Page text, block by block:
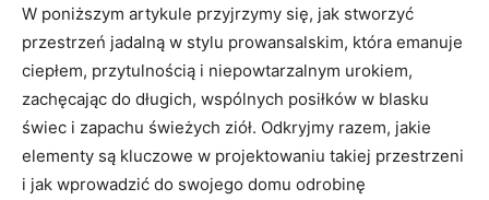
W⁣ poniższym artykule przyjrzymy się, ​jak stworzyć
przestrzeń jadalną ‌w stylu prowansalskim, która emanuje
ciepłem, przytulnością i niepowtarzalnym ⁤urokiem,
zachęcając do⁤ długich, wspólnych posiłków w blasku
świec i‌ zapachu‌ świeżych⁤ ziół. Odkryjmy razem, jakie
elementy są kluczowe ‌w projektowaniu takiej przestrzeni
i⁢ jak wprowadzić do swojego domu odrobinę